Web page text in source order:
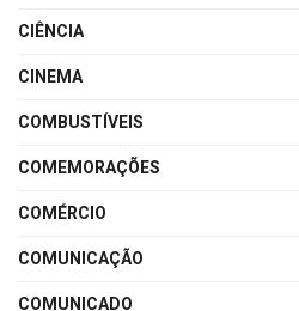
CIÊNCIA
CINEMA
COMBUSTÍVEIS
COMEMORAÇÕES
COMÉRCIO
COMUNICAÇÃO
COMUNICADO